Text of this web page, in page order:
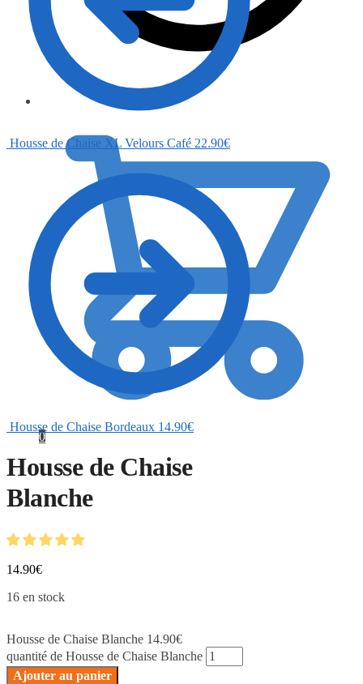
0
Housse de Chaise XL Velours Café 22.90€
Housse de Chaise Bordeaux 14.90€
Housse de Chaise
Blanche
14.90€
16 en stock
Housse de Chaise Blanche 14.90€
quantité de Housse de Chaise Blanche
Ajouter au panier